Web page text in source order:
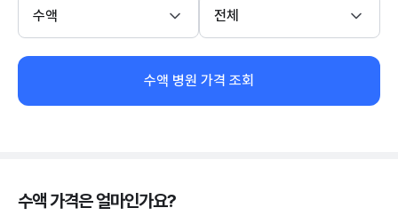
수액 전체
수액 병원 가격 조회
수액 가격은 얼마인가요?